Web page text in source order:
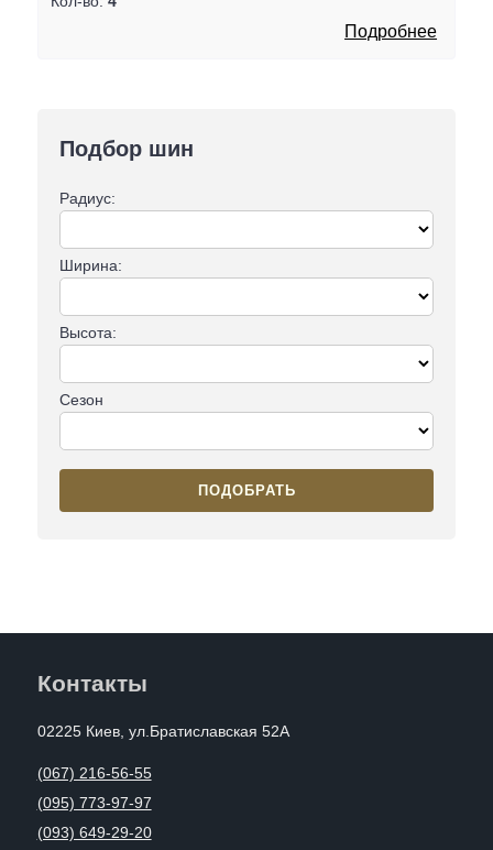
Подбор шин
Радиус:
Ширина:
Высота:
Сезон
ПОДОБРАТЬ
Подробнее
Контакты
02225 Киев, ул.Братиславская 52А
(067) 216-56-55
(095) 773-97-97
(093) 649-29-20